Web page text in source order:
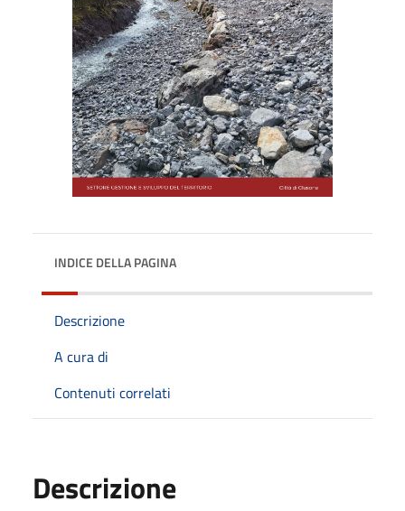
INDICE DELLA PAGINA
Descrizione
A cura di
Contenuti correlati
Descrizione